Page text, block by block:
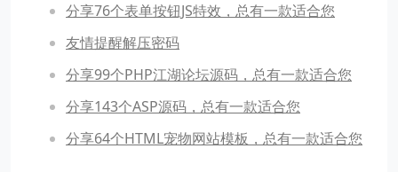
分享76个表单按钮JS特效，总有一款适合您
友情提醒解压密码
分享99个PHP江湖论坛源码，总有一款适合您
分享143个ASP源码，总有一款适合您
分享64个HTML宠物网站模板，总有一款适合您